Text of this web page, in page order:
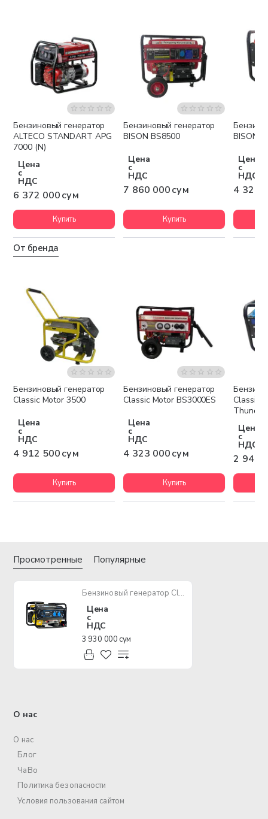
Бесплатная доставка
Бензиновый генератор
ALTECO STANDART APG
7000 (N)
Цена
с
НДС
6 372 000 сум
Купить
Бесплатная доставка
Бензиновый генератор
BISON BS8500
Цена
с
НДС
7 860 000 сум
Купить
BISON
Цена
с
НДС
4 323
От бренда
Бесплатная доставка
Бензиновый генератор
Classic Motor 3500
Цена
с
НДС
4 912 500 сум
Купить
Бесплатная доставка
Бензиновый генератор
Classic Motor BS3000ES
Цена
с
НДС
4 323 000 сум
Купить
Classic
Thunder
Цена
с
НДС
2 947
Просмотренные Популярные
Бензиновый генератор Classic Motor CLM3500C
Цена
с
НДС
3 930 000 сум
О нас
О нас
Блог
ЧаВо
Политика безопасности
Условия пользования сайтом